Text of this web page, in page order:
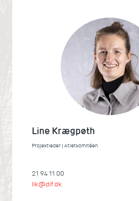
Line Krægpøth
Projektleder | Atletkomitéen
21 94 11 00
lik@dif.dk